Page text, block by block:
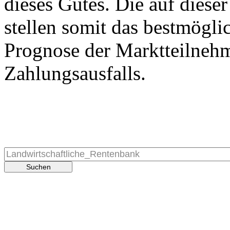
stellen somit das
Prognose der
Zahlungsausfalls.